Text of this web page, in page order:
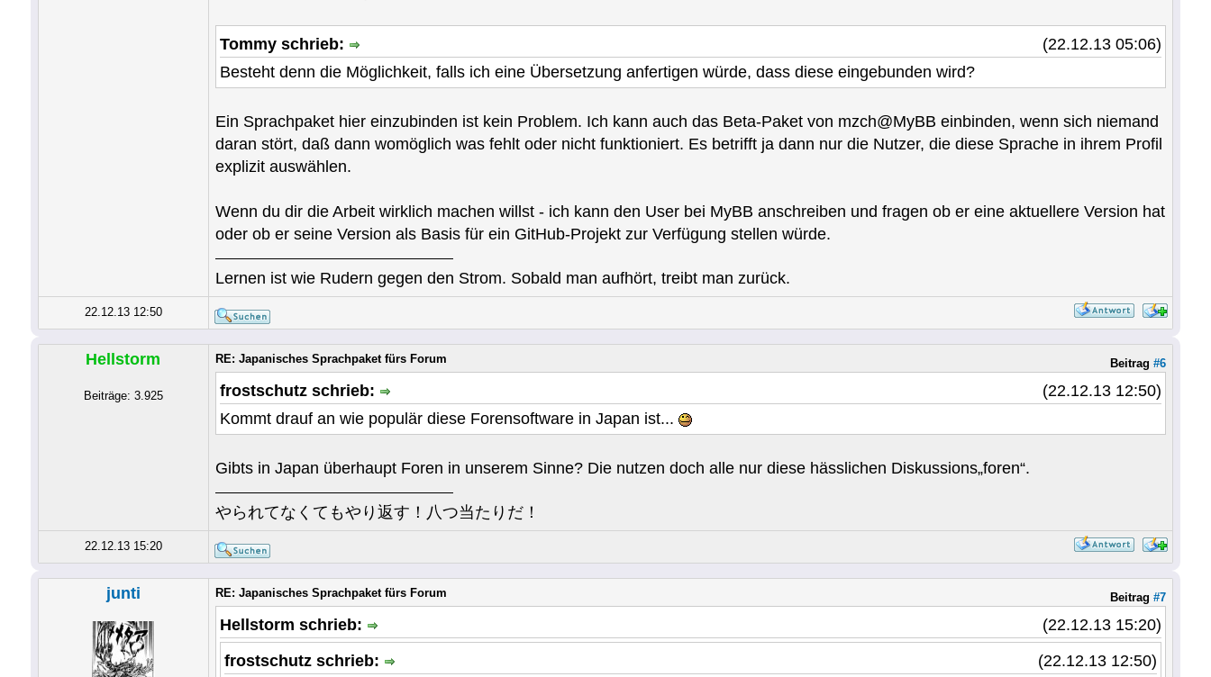
(22.12.13 05:06)
Tommy schrieb:
Besteht denn die Möglichkeit, falls ich eine Übersetzung anfertigen würde, dass diese eingebunden wird?
Ein Sprachpaket hier einzubinden ist kein Problem. Ich kann auch das Beta-Paket von mzch@MyBB einbinden, wenn sich niemand
daran stört, daß dann womöglich was fehlt oder nicht funktioniert. Es betrifft ja dann nur die Nutzer, die diese Sprache in ihrem Profil
explizit auswählen.
Wenn du dir die Arbeit wirklich machen willst - ich kann den User bei MyBB anschreiben und fragen ob er eine aktuellere Version hat
oder ob er seine Version als Basis für ein GitHub-Projekt zur Verfügung stellen würde.
Lernen ist wie Rudern gegen den Strom. Sobald man aufhört, treibt man zurück.
22.12.13 12:50
Hellstorm
Beiträge: 3.925
Beitrag #6
RE: Japanisches Sprachpaket fürs Forum
(22.12.13 12:50)
frostschutz schrieb:
Kommt drauf an wie populär diese Forensoftware in Japan ist...
Gibts in Japan überhaupt Foren in unserem Sinne? Die nutzen doch alle nur diese hässlichen Diskussions„foren“.
やられてなくてもやり返す！八つ当たりだ！
22.12.13 15:20
junti Beitrag #7
RE: Japanisches Sprachpaket fürs Forum
(22.12.13 15:20)
Hellstorm schrieb:
(22.12.13 12:50)
frostschutz schrieb: